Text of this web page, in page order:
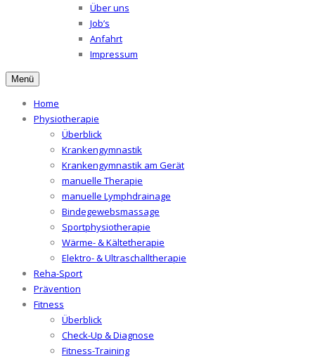
Über uns
Job’s
Anfahrt
Impressum
Menü
Home
Physiotherapie
Überblick
Krankengymnastik
Krankengymnastik am Gerät
manuelle Therapie
manuelle Lymphdrainage
Bindegewebsmassage
Sportphysiotherapie
Wärme- & Kältetherapie
Elektro- & Ultraschalltherapie
Reha-Sport
Prävention
Fitness
Überblick
Check-Up & Diagnose
Fitness-Training